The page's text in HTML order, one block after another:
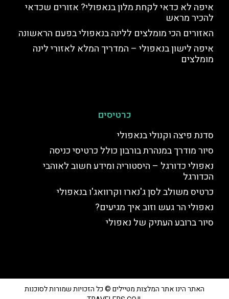
איפה לא כדאי לקחת מלון בנאפולי? אזורים שכדאי
להכיר מראש
האזורים הכי מומלצים ללינה בנאפולי בפעם הראשונה
איפה לישון בנאפולי – המדריך המלא לאזורי לינה
מומלצים
כרטיסים
סדנת פיצה וקנולי בנאפולי
סיור מודרך במנהרת בורבון כולל כרטיסי כניסה
נאפולי כדורגל – היסטוריה ומידע חשוב לאוהבי
הכדורגל
כרטיס משולב לסן ג'נארו וקרוואג'ו בנאפולי
נאפולי הר געש וזוב איך מגיעים?
סיור ברובע העתיק של נאפולי
האתר הינו אתר המלצות מטיילים © כל הזכויות שמורות לסוכנות